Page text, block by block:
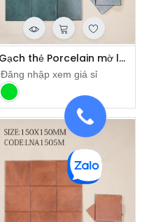
Gạch thẻ Porcelain mờ lượn KT 150x150mm mã 1507M
Đăng nhập xem giá sỉ